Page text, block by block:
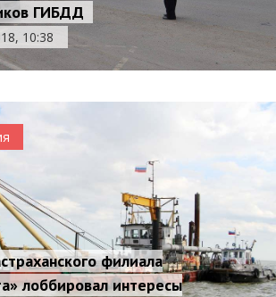
ГИБДД
10:38
филиала
лоббировал интересы